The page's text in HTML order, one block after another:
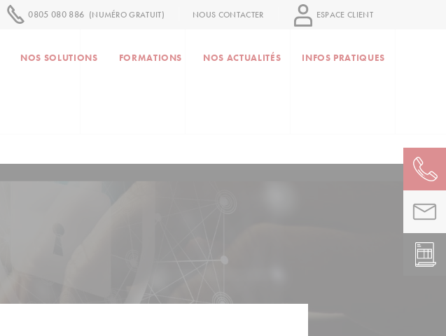
0805 080 886 (NUMÉRO GRATUIT) NOUS CONTACTER ESPACE CLIENT
NOS SOLUTIONS FORMATIONS NOS ACTUALITÉS INFOS PRATIQUES